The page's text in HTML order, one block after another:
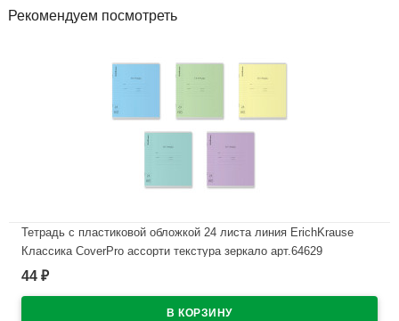
Рекомендуем посмотреть
Тетрадь с пластиковой обложкой 24 листа линия ErichKrause
Классика CoverPrо ассорти текстура зеркало арт.64629
В наличии
44 ₽